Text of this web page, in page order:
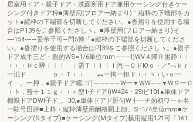
居室用ドア・親子ドア・洗面所用ドア兼用ケーシング付きケー
シング付きドア枠■薄壁用(フロアー納まり)｀縦枠の下端部をカ
ット●縦枠の下端部を切断してください。●沓摺りを使用する場
合はP139をこ参照くださしヽ。■厚壁用(フロアー納まり)そ
―-154-――妥帝千可―門5博「●縦枠の下端部を切断してくださ
い。●沓摺りを使用する場合はP]39をこ参照くださしヽ。●親子
ドア成手三ど・親的WS=1/6単位mm―――I)WV４降Ｒ困静︲︲
︲︲︲Ｈｃ騨︱︱︱ ︱需ＴＩＩＩＩ汽一０ドЮｏ・／″﹁ｋｒ
一氾ド ｏ・Ｔ︲︲ ︻一拘一担ド︲︲ヽ︲いｏ一
イ 。一押．●親子ドア畷;ゴ￨―――――W一▼WW――▼W９一０
︲卜，彗十１１ｇｌ︲＋型1子ドアI)W424・25iビ101●単体ドア
棚親ドアDWI子ド_。30,●単体ドアド肝句W十一チ勿初ワ一ゃ名
一駐号田評■上枠・縦枠薄壁用酬格嗣上卸」S=1/4単位mm■ケ
ーシング(Sタイプ)■ケーシング(Mタイプ)横用縦用121可「161